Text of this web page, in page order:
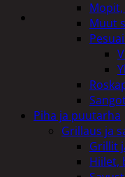
Muut
Piha ja puutarha
Grillaus ja
Grillit
Hiilet,